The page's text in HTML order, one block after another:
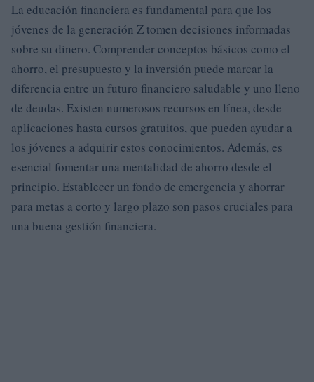
La educación financiera es fundamental para que los
jóvenes de la generación Z tomen decisiones informadas
sobre su dinero. Comprender conceptos básicos como el
ahorro, el presupuesto y la inversión puede marcar la
diferencia entre un futuro financiero saludable y uno lleno
de deudas. Existen numerosos recursos en línea, desde
aplicaciones hasta cursos gratuitos, que pueden ayudar a
los jóvenes a adquirir estos conocimientos. Además, es
esencial fomentar una mentalidad de ahorro desde el
principio. Establecer un fondo de emergencia y ahorrar
para metas a corto y largo plazo son pasos cruciales para
una buena gestión financiera.